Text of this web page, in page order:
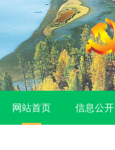
网站首页 信息公开